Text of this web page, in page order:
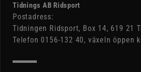
Tidnings AB Ridsport
Postadress:
Tidningen Ridsport, Box 14, 619 21
Telefon 0156-132 40, växeln öppen